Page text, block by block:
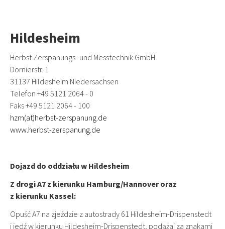
Hildesheim
Herbst Zerspanungs- und Messtechnik GmbH
Dornierstr. 1
31137 Hildesheim Niedersachsen
Telefon +49 5121 2064 - 0
Faks +49 5121 2064 - 100
hzm(at)herbst-zerspanung.de
www.herbst-zerspanung.de
Dojazd do oddziału w Hildesheim
Z drogi A7 z kierunku Hamburg/Hannover oraz
z kierunku Kassel:
Opuść A7 na zjeździe z autostrady 61 Hildesheim-Drispenstedt
i jedź w kierunku Hildesheim-Drispenstedt, podążaj za znakami